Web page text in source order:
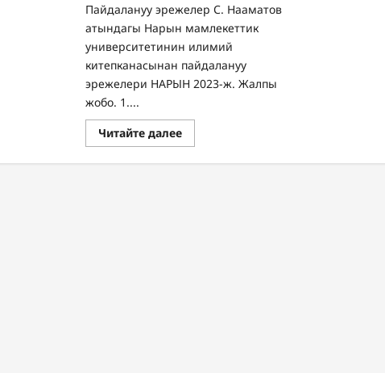
Пайдалануу эрежелер С. Нааматов
атындагы Нарын мамлекеттик
университетинин илимий
китепканасынан пайдалануу
эрежелери НАРЫН 2023-ж. Жалпы
жобо. 1....
Читайте далееПрочитать
больше
Elementor